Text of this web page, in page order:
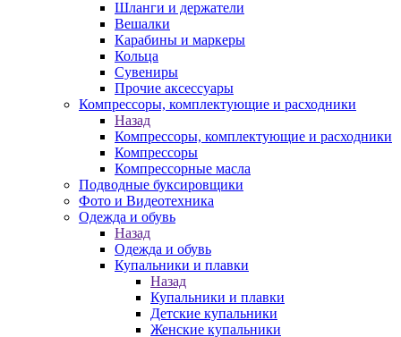
Шланги и держатели
Вешалки
Карабины и маркеры
Кольца
Сувениры
Прочие аксессуары
Компрессоры, комплектующие и расходники
Назад
Компрессоры, комплектующие и расходники
Компрессоры
Компрессорные масла
Подводные буксировщики
Фото и Видеотехника
Одежда и обувь
Назад
Одежда и обувь
Купальники и плавки
Назад
Купальники и плавки
Детские купальники
Женские купальники